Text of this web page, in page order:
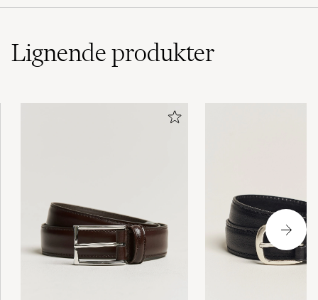
Lignendeprodukter